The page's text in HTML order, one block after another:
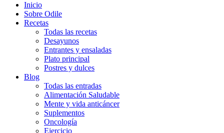
Inicio
Sobre Odile
Recetas
Todas las recetas
Desayunos
Entrantes y ensaladas
Plato principal
Postres y dulces
Blog
Todas las entradas
Alimentación Saludable
Mente y vida anticáncer
Suplementos
Oncología
Ejercicio